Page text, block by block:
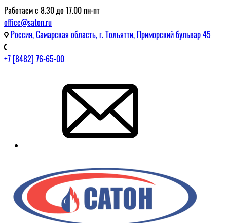
Работаем с 8.30 до 17.00 пн-пт
office@saton.ru
Россия, Самарская область, г. Тольятти, Приморский бульвар 45
+7 [8482] 76-65-00